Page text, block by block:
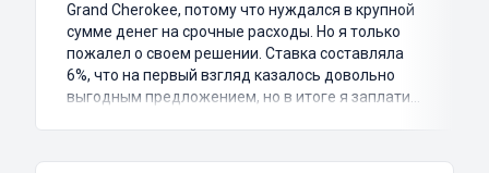
Grand Cherokee, потому что нуждался в крупной
сумме денег на срочные расходы. Но я только
пожалел о своем решении. Ставка составляла
6%, что на первый взгляд казалось довольно
выгодным предложением, но в итоге я заплатил
затянутым и занял много времени и усилий.